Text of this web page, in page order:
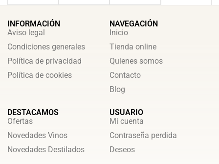
INFORMACIÓN
Aviso legal
Condiciones generales
Política de privacidad
Política de cookies
NAVEGACIÓN
Inicio
Tienda online
Quienes somos
Contacto
Blog
DESTACAMOS
Ofertas
Novedades Vinos
Novedades Destilados
USUARIO
Mi cuenta
Contraseña perdida
Deseos